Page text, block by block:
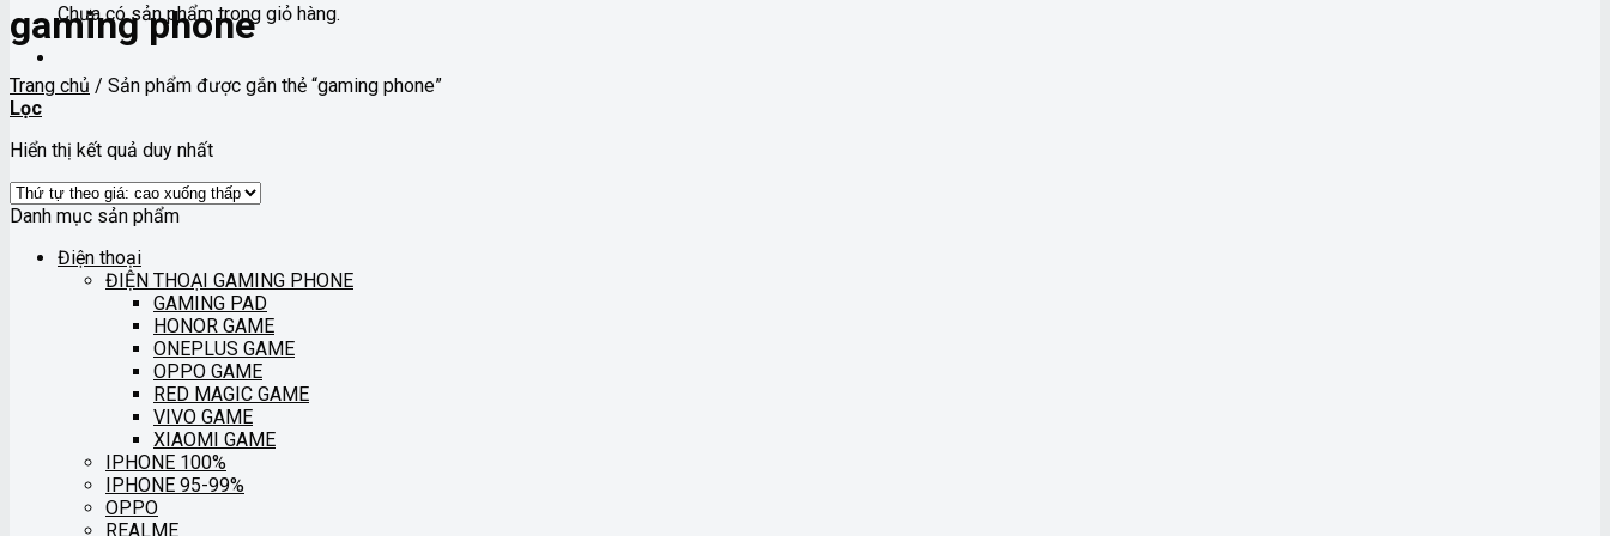
Chưa có sản phẩm trong giỏ hàng.
gaming phone
Trang chủ / Sản phẩm được gắn thẻ “gaming phone”
Lọc
Hiển thị kết quả duy nhất
Danh mục sản phẩm
Điện thoại
ĐIỆN THOẠI GAMING PHONE
GAMING PAD
HONOR GAME
ONEPLUS GAME
OPPO GAME
RED MAGIC GAME
VIVO GAME
XIAOMI GAME
IPHONE 100%
IPHONE 95-99%
OPPO
REALME